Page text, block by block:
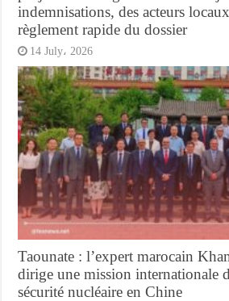
indemnisations, des acteurs
règlement rapide du dossier
14 July، 2026
Taounate : l’expert marocain
dirige une mission internationale
sécurité nucléaire en Chine